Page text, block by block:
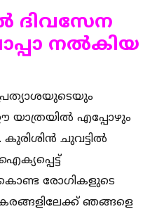
ദിവസേന
നല്‍കിയ
യാത്രയില്‍ എപ്പോഴും
ചുവട്ടില്‍
രോഗികളുടെ
ഞങ്ങളെ